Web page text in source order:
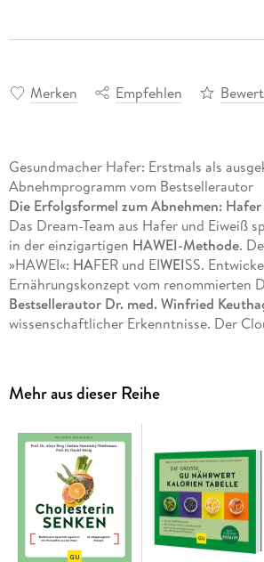
Merken Empfehlen
Gesundmacher Hafer: Erstmals als
Abnehmprogramm vom Bestsellerautor
Die Erfolgsformel zum Abnehmen:
Das Dream-Team aus Hafer und Eiweiß
in der einzigartigen HAWEI-Methode.
»HAWEI«: HAFER und EIWEISS.
Ernährungskonzept vom renommierten
Bestsellerautor Dr. med. Winfried
wissenschaftlicher Erkenntnisse. Der
nachhaltiges Abnehmen.
So funktioniert die HAWEI-Methode:
Klug starten: Zwei
Hafertagezu
Insulinresistenz - oftmals der Grund,
Abnehmen nicht klappt.
Einfach dranbleiben: Aufläufe,
Hafer - diemehr als 60 Hafer-Eiweiß-
Mehr aus dieser Reihe